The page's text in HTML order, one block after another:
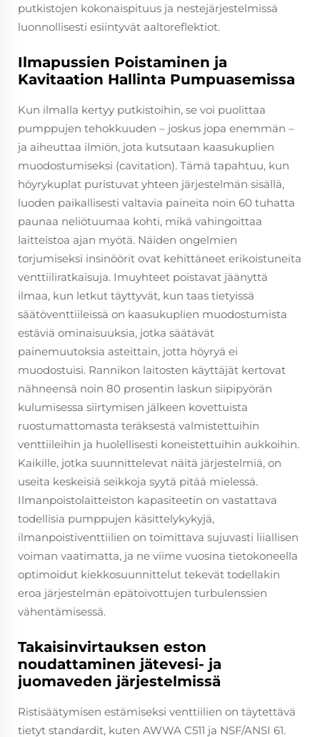
putkistojen kokonaispituus ja nestejärjestelmissä
luonnollisesti esiintyvät aaltoreflektiot.
Ilmapussien Poistaminen ja
Kavitaation Hallinta Pumpuasemissa
Kun ilmalla kertyy putkistoihin, se voi puolittaa
pumppujen tehokkuuden – joskus jopa enemmän –
ja aiheuttaa ilmiön, jota kutsutaan kaasukuplien
muodostumiseksi (cavitation). Tämä tapahtuu, kun
höyrykuplat puristuvat yhteen järjestelmän sisällä,
luoden paikallisesti valtavia paineita noin 60 tuhatta
paunaa neliötuumaa kohti, mikä vahingoittaa
laitteistoa ajan myötä. Näiden ongelmien
torjumiseksi insinöörit ovat kehittäneet erikoistuneita
venttiiliratkaisuja. Imuyhteet poistavat jäänyttä
ilmaa, kun letkut täyttyvät, kun taas tietyissä
säätöventtiileissä on kaasukuplien muodostumista
estäviä ominaisuuksia, jotka säätävät
painemuutoksia asteittain, jotta höyryä ei
muodostuisi. Rannikon laitosten käyttäjät kertovat
nähneensä noin 80 prosentin laskun siipipyörän
kulumisessa siirtymisen jälkeen kovettuista
ruostumattomasta teräksestä valmistettuihin
venttiileihin ja huolellisesti koneistettuihin aukkoihin.
Kaikille, jotka suunnittelevat näitä järjestelmiä, on
useita keskeisiä seikkoja syytä pitää mielessä.
Ilmanpoistolaitteiston kapasiteetin on vastattava
todellisia pumppujen käsittelykykyjä,
ilmanpoistiventtiilien on toimittava sujuvasti liiallisen
voiman vaatimatta, ja ne viime vuosina tietokoneella
optimoidut kiekkosuunnittelut tekevät todellakin
eroa järjestelmän epätoivottujen turbulenssien
vähentämisessä.
Takaisinvirtauksen eston
noudattaminen jätevesi- ja
juomaveden järjestelmissä
Ristisäätymisen estämiseksi venttiilien on täytettävä
tietyt standardit, kuten AWWA C511 ja NSF/ANSI 61.